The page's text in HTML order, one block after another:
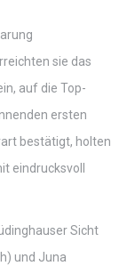
sie das
auf die Top-
ersten
bestätigt, holten
eindrucksvoll
Sicht
und Juna